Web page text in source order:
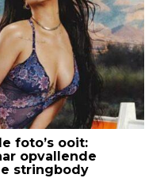
foto’s ooit:
opvallende
stringbody